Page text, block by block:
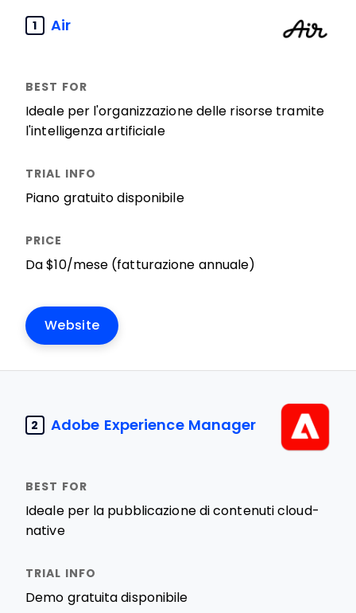
1 Air
Ideale per l'organizzazione delle risorse tramite
l'intelligenza artificiale
Piano gratuito disponibile
Da $10/mese (fatturazione annuale)
Website
2 Adobe Experience Manager
Ideale per la pubblicazione di contenuti cloud-
native
Demo gratuita disponibile